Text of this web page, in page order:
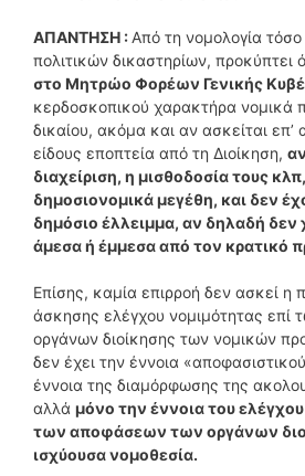
ΑΠΑΝΤΗΣΗ : Από τη νομολογία
πολιτικών δικαστηρίων, προκύπτει
στο Μητρώο Φορέων Γενικής
κερδοσκοπικού χαρακτήρα νομικά
δικαίου, ακόμα και αν ασκείται επ’
είδους εποπτεία από τη Διοίκηση,
διαχείριση, η μισθοδοσία τους
δημοσιονομικά μεγέθη, και δεν
δημόσιο έλλειμμα, αν δηλαδή δεν
άμεσα ή έμμεσα από τον κρατικό
Επίσης, καμία επιρροή δεν ασκεί η
άσκησης ελέγχου νομιμότητας
οργάνων διοίκησης των νομικών
δεν έχει την έννοια
έννοια της διαμόρφωσης της
αλλά μόνο την έννοια του
των αποφάσεων των οργάνων
ισχύουσα νομοθεσία.